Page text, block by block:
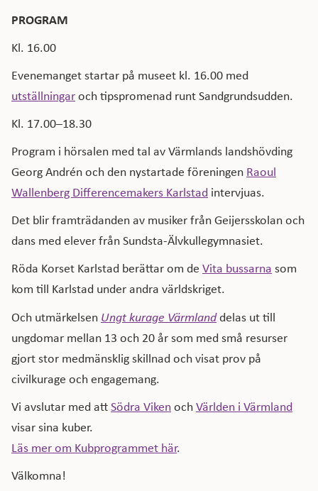
PROGRAM
Kl. 16.00
Evenemanget startar på museet kl. 16.00 med
utställningaroch tipspromenad runt Sandgrundsudden.
Kl. 17.00–18.30
Program i hörsalen med tal av Värmlands landshövding
Georg Andrén och den nystartade föreningen Raoul
Wallenberg Differencemakers Karlstad intervjuas.
Det blir framträdanden av musiker från Geijersskolan och
dans med elever från Sundsta-Älvkullegymnasiet.
Röda Korset Karlstad berättar om de Vita bussarna som
kom till Karlstad under andra världskriget.
Och utmärkelsen Ungt kurage Värmlanddelas ut till
ungdomar mellan 13 och 20 år som med små resurser
gjort stor medmänsklig skillnad och visat prov på
civilkurage och engagemang.
Vi avslutar med attSödra VikenochVärlden i Värmland
visar sina kuber.
Läs mer om Kubprogrammet här.
Välkomna!